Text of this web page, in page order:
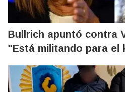
Bullrich apuntó contra
"Está militando para el